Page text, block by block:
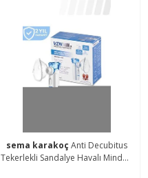
sema karakoç Anti Decubitus
Tekerlekli Sandalye Havalı Minderi